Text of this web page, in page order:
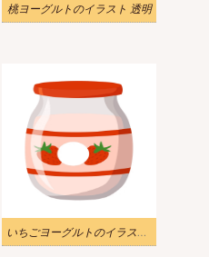
桃ヨーグルトのイラスト 透明
いちごヨーグルトのイラスト画像 4